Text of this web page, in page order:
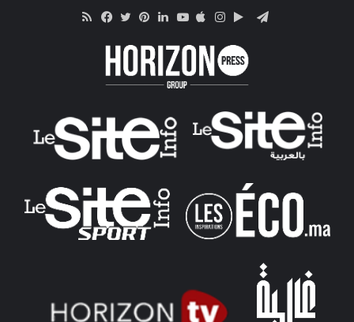
RSS
Apple
Google
Telegram